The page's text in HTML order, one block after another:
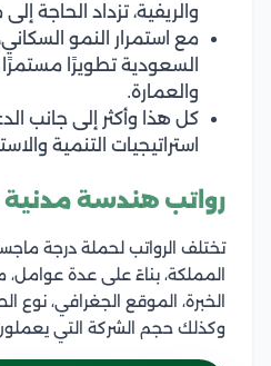
والريفية، تزداد
مع استمرار النمو
السعودية تطويرًا مستمرًا
والعمارة.
كل هذا وأكثر إلى جانب
استراتيجيات التنمية
رواتب هندسة
تختلف الرواتب لحملة درجة
المملكة، بناءً على عدة عوامل،
الخبرة، الموقع الجغرافي، نوع
وكذلك حجم الشركة التي يعملون